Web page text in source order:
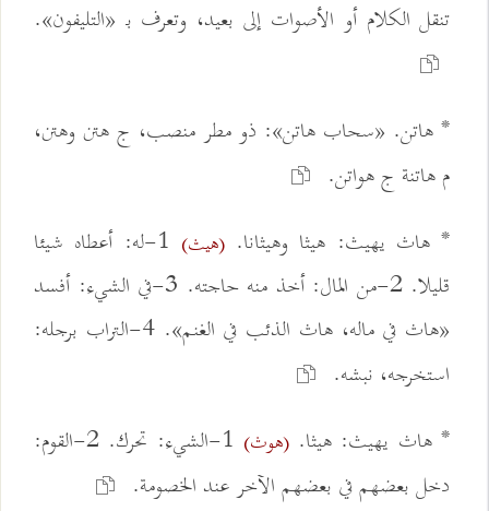
تنقل الكلام أو الأصوات إلى بعيد، وتعرف بـ «التليفون».
* هاتن. «سحاب هاتن»: ذو مطر منصب، ج هتن وهتن،
م هاتنة ج هواتن.
* هاث يهيث: هيثا وهيثانا.(هيث)
1-له: أعطاه شيئا
قليلا. 2-من المال: أخذ منه حاجته. 3-في الشيء: أفسد
«هاث في ماله، هاث الذئب في الغنم». 4-التراب برجله:
استخرجه، نبشه.
* هاث يهيث: هيثا.(هوث)
1-الشيء: تحرك. 2-القوم:
دخل بعضهم في بعضهم الآخر عند الخصومة.